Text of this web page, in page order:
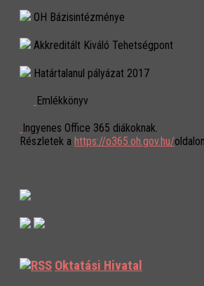
OH Bázisintézménye
Akkreditált Kiváló Tehetségpont
Határtalanul pályázat 2017
Emlékkönyv
Ingyenes Office 365 diákoknak.
Részletek a https://o365.oh.gov.hu/oldalon
Oktatási Hivatal